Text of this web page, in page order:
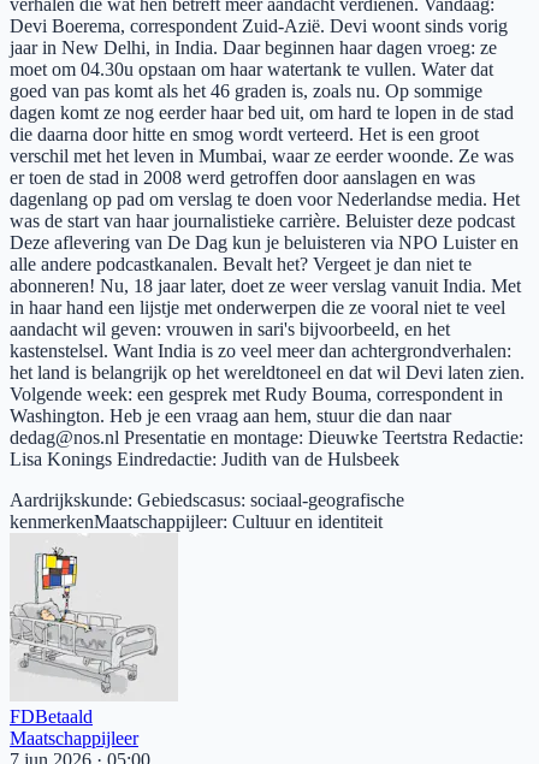
Devi Boerema, correspondent Zuid-Azië. Devi woont sinds vorig
jaar in New Delhi, in India. Daar beginnen haar dagen vroeg: ze
moet om 04.30u opstaan om haar watertank te vullen. Water dat
goed van pas komt als het 46 graden is, zoals nu. Op sommige
dagen komt ze nog eerder haar bed uit, om hard te lopen in de stad
die daarna door hitte en smog wordt verteerd. Het is een groot
verschil met het leven in Mumbai, waar ze eerder woonde. Ze was
er toen de stad in 2008 werd getroffen door aanslagen en was
dagenlang op pad om verslag te doen voor Nederlandse media. Het
was de start van haar journalistieke carrière. Beluister deze podcast
Deze aflevering van De Dag kun je beluisteren via NPO Luister en
alle andere podcastkanalen. Bevalt het? Vergeet je dan niet te
abonneren! Nu, 18 jaar later, doet ze weer verslag vanuit India. Met
in haar hand een lijstje met onderwerpen die ze vooral niet te veel
aandacht wil geven: vrouwen in sari's bijvoorbeeld, en het
kastenstelsel. Want India is zo veel meer dan achtergrondverhalen:
het land is belangrijk op het wereldtoneel en dat wil Devi laten zien.
Volgende week: een gesprek met Rudy Bouma, correspondent in
Washington. Heb je een vraag aan hem, stuur die dan naar
dedag@nos.nl Presentatie en montage: Dieuwke Teertstra Redactie:
Lisa Konings Eindredactie: Judith van de Hulsbeek
Aardrijkskunde: Gebiedscasus: sociaal-geografische
kenmerkenMaatschappijleer: Cultuur en identiteit
FDBetaald
Maatschappijleer
7 jun 2026 · 05:00